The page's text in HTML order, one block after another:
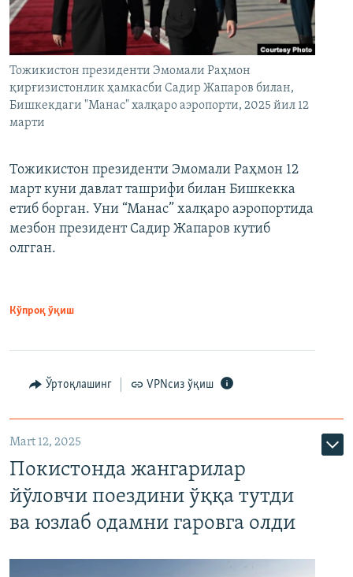
Тожикистон президенти Эмомали Раҳмон
қирғизистонлик ҳамкасби Садир Жапаров билан,
Бишкекдаги "Манас" халқаро аэропорти, 2025 йил 12
марти
Тожикистон президенти Эмомали Раҳмон 12
март куни давлат ташрифи билан Бишкекка
етиб борган. Уни “Манас” халқаро аэропортида
мезбон президент Садир Жапаров кутиб
олгган.
Кўпроқ ўқиш
Ўртоқлашинг VPNсиз ўқиш
Mart 12, 2025
Покистонда жангарилар
йўловчи поездини ўққа тутди
ва юзлаб одамни гаровга олди